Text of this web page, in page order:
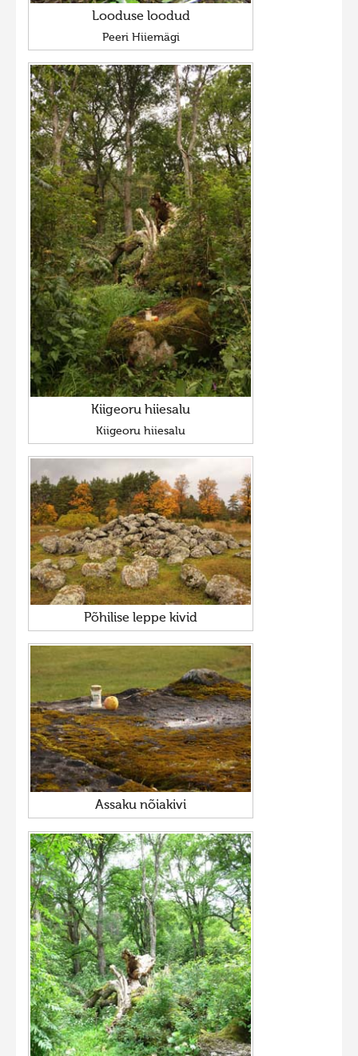
Looduse loodud
Peeri Hiiemägi
Kiigeoru hiiesalu
Kiigeoru hiiesalu
Põhilise leppe kivid
Assaku nõiakivi